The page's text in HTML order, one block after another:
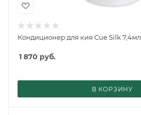
Кондиционер для кия Cue Silk 7,4мл
1 870 руб.
В КОРЗИНУ